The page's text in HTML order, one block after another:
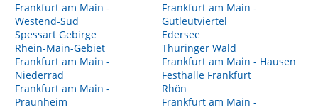
Frankfurt am Main -
Westend-Süd
Spessart Gebirge
Rhein-Main-Gebiet
Frankfurt am Main -
Niederrad
Frankfurt am Main -
Praunheim
Frankfurt am Main -
Gutleutviertel
Edersee
Thüringer Wald
Frankfurt am Main - Hausen
Festhalle Frankfurt
Rhön
Frankfurt am Main -